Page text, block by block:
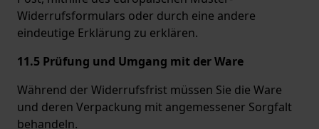
Widerrufsformulars oder durch eine andere
eindeutige Erklärung zu erklären.
11.5 Prüfung und Umgang mit der Ware
Während der Widerrufsfrist müssen Sie die Ware
und deren Verpackung mit angemessener Sorgfalt
behandeln.